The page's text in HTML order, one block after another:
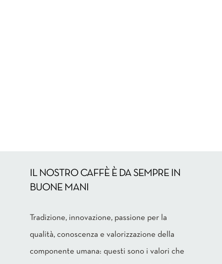
IL NOSTRO CAFFÈ È DA SEMPRE IN
BUONE MANI
Tradizione, innovazione, passione per la
qualità, conoscenza e valorizzazione della
componente umana: questi sono i valori che